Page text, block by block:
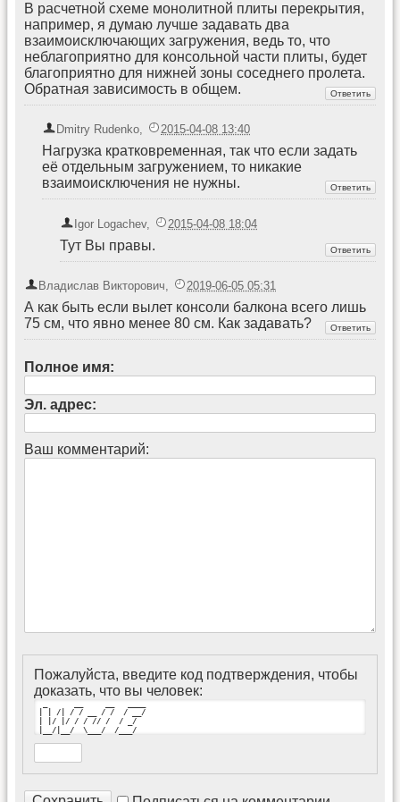
В расчетной схеме монолитной плиты перекрытия,
например, я думаю лучше задавать два
взаимоисключающих загружения, ведь то, что
неблагоприятно для консольной части плиты, будет
благоприятно для нижней зоны соседнего пролета.
Обратная зависимость в общем.
Dmitry Rudenko, 2015-04-08 13:40
Нагрузка кратковременная, так что если задать
её отдельным загружением, то никакие
взаимоисключения не нужны.
Igor Logachev, 2015-04-08 18:04
Тут Вы правы.
Владислав Викторович 2019-06-05 05:31
А как быть если вылет консоли балкона всего лишь
75 см, что явно менее 80 см. Как задавать?
Полное имя:
Эл. адрес:
Ваш комментарий:
Пожалуйста, введите код подтверждения, чтобы
доказать, что вы человек:
| | /| / / __ / /  / __/
| |/ |/ / / // /  / _/
|__/|__/  \___/  /___/